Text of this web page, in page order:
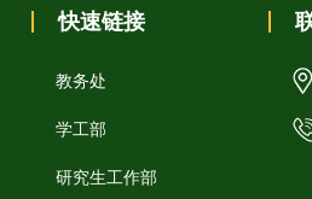
快速链接
教务处
学工部
研究生工作部